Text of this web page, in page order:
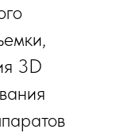
3D